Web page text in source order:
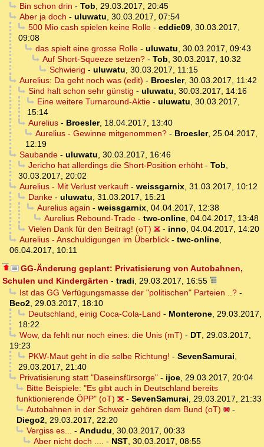
Bin schon drin - Tob, 29.03.2017, 20:45
Aber ja doch - uluwatu, 30.03.2017, 07:54
500 Mio cash spielen keine Rolle- eddie09, 30.03.2017,
09:08
das spielt eine grosse Rolle- uluwatu, 30.03.2017, 09:43
Auf Short-Squeeze setzen?- Tob, 30.03.2017, 10:32
Schwierig - uluwatu, 30.03.2017, 11:15
Aurelius: Da geht noch was (edit) - Broesler, 30.03.2017, 11:42
Sind halt schon sehr günstig - uluwatu, 30.03.2017, 14:16
Eine weitere Turnaround-Aktie- uluwatu, 30.03.2017,
15:14
Aurelius- Broesler, 18.04.2017, 13:40
Aurelius - Gewinne mitgenommen?- Broesler, 25.04.2017,
12:19
Saubande- uluwatu, 30.03.2017, 16:46
Jericho hat allerdings die Short-Position erhöht- Tob,
30.03.2017, 20:02
Aurelius - Mit Verlust verkauft- weissgarnix, 31.03.2017, 10:12
Danke- uluwatu, 31.03.2017, 15:21
Aurelius again - weissgarnix, 04.04.2017, 12:38
Aurelius Rebound-Trade- twc-online, 04.04.2017, 13:48
Vielen Dank für den Beitrag! (oT)
- inno, 04.04.2017, 14:20
Aurelius - Anschuldigungen im Überblick- twc-online,
06.04.2017, 10:11
GG-Änderung geplant: Privatisierung von Autobahnen,
Schulen und Kindergärten - tradi, 29.03.2017, 16:55
Ist das GG Verfügungsmasse der "politischen" Parteien ..?-
Beo2, 29.03.2017, 18:10
Deutschland, einig Coca-Cola-Land - Monterone, 29.03.2017,
18:22
Wow, da fehlt nur noch eines: die Unis (mT) - DT, 29.03.2017,
19:23
PKW-Maut geht in die selbe Richtung! - SevenSamurai,
29.03.2017, 21:40
Privatisierung statt "Daseinsfürsorge"- ijoe, 29.03.2017, 20:04
Bitte Beispiele: "Es gibt auch in Deutschland bereits
funktionierende ÖPP" (oT)
- SevenSamurai, 29.03.2017, 21:33
Autobahnen in der Schweiz gehören dem Bund (oT)
-
Diego2, 29.03.2017, 22:20
Vergiss es... - Andudu, 30.03.2017, 00:33
Aber nicht doch .... - NST, 30.03.2017, 08:55